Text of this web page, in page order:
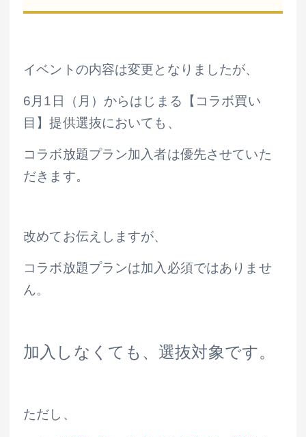
イベントの内容は変更となりましたが、
6月1日（月）からはじまる【コラボ買い
目】提供選抜においても、
コラボ放題プラン加入者は優先させていた
だきます。
改めてお伝えしますが、
コラボ放題プランは加入必須ではありませ
ん。
加入しなくても、選抜対象です。
ただし、